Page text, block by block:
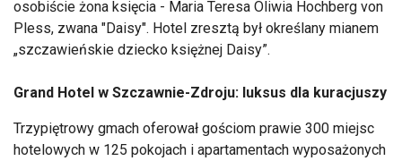
osobiście żona księcia - Maria Teresa Oliwia Hochberg von
Pless, zwana "Daisy". Hotel zresztą był określany mianem
„szczawieńskie dziecko księżnej Daisy”.
Grand Hotel w Szczawnie-Zdroju: luksus dla kuracjuszy
Trzypiętrowy gmach oferował gościom prawie 300 miejsc
hotelowych w 125 pokojach i apartamentach wyposażonych